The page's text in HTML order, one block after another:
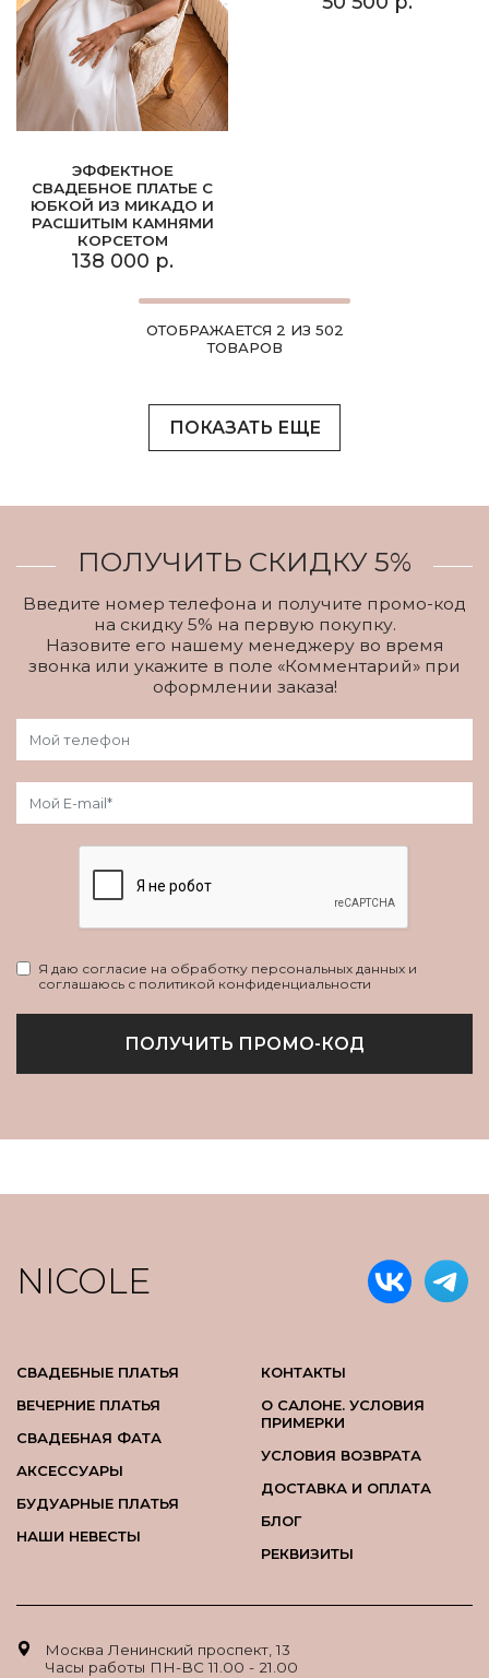
ЭФФЕКТНОЕ
СВАДЕБНОЕ ПЛАТЬЕ С
ЮБКОЙ ИЗ МИКАДО И
РАСШИТЫМ КАМНЯМИ
КОРСЕТОМ
138 000 р.
ОТОБРАЖАЕТСЯ 2 ИЗ 502
ТОВАРОВ
ПОКАЗАТЬ ЕЩЕ
ПОЛУЧИТЬ СКИДКУ 5%
Введите номер телефона и получите промо-код
на скидку 5% на первую покупку.
Назовите его нашему менеджеру во время
звонка или укажите в поле «Комментарий» при
оформлении заказа!
Я даю согласие на обработку персональных данных и
соглашаюсь с политикой конфиденциальности
ПОЛУЧИТЬ ПРОМО-КОД
NICOLE
СВАДЕБНЫЕ ПЛАТЬЯ
ВЕЧЕРНИЕ ПЛАТЬЯ
СВАДЕБНАЯ ФАТА
АКСЕССУАРЫ
БУДУАРНЫЕ ПЛАТЬЯ
НАШИ НЕВЕСТЫ
КОНТАКТЫ
О САЛОНЕ. УСЛОВИЯ
ПРИМЕРКИ
УСЛОВИЯ ВОЗВРАТА
ДОСТАВКА И ОПЛАТА
БЛОГ
РЕКВИЗИТЫ
Москва Ленинский проспект, 13
Часы работы ПН-ВС 11.00 - 21.00